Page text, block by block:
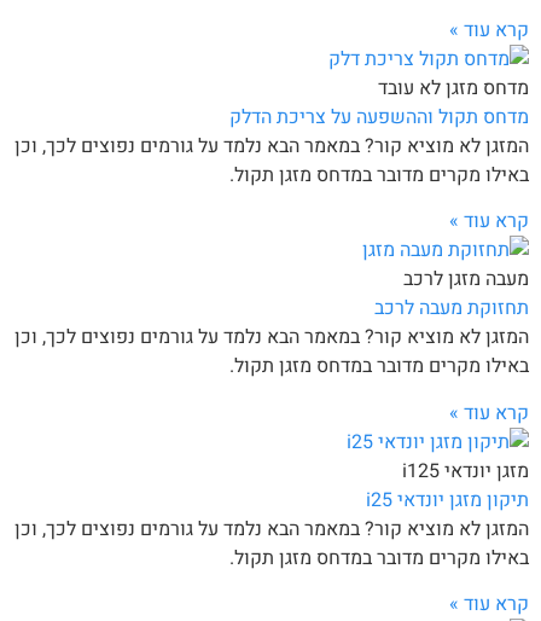
קרא עוד »
מדחס מזגן לא עובד
מדחס תקול וההשפעה על צריכת הדלק
המזגן לא מוציא קור? במאמר הבא נלמד על גורמים נפוצים לכך, וכן
באילו מקרים מדובר במדחס מזגן תקול.
קרא עוד »
מעבה מזגן לרכב
תחזוקת מעבה לרכב
המזגן לא מוציא קור? במאמר הבא נלמד על גורמים נפוצים לכך, וכן
באילו מקרים מדובר במדחס מזגן תקול.
קרא עוד »
מזגן יונדאי i125
תיקון מזגן יונדאי i25
המזגן לא מוציא קור? במאמר הבא נלמד על גורמים נפוצים לכך, וכן
באילו מקרים מדובר במדחס מזגן תקול.
קרא עוד »